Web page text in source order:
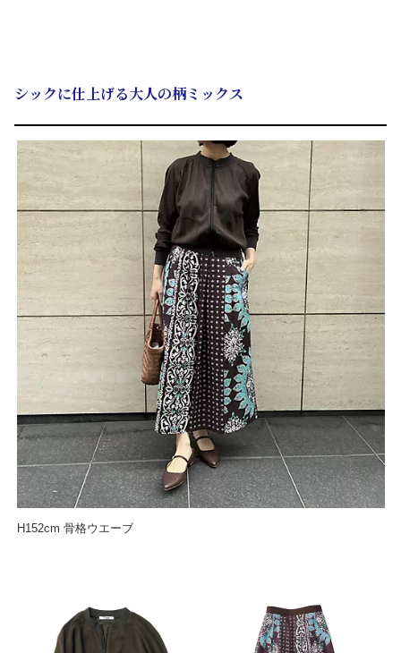
シックに仕上げる大人の柄ミックス
H152cm 骨格ウエーブ